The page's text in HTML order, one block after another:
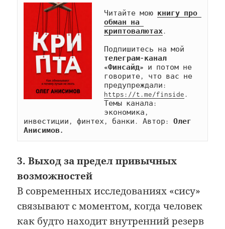
Читайте мою книгу про
обман на
криптовалютах.
телеграм-канал
«Финсайд» и потом не
говорите, что вас не
https://t.me/finside.
Темы канала:
экономика,
инвестиции, финтех, банки. Автор: Олег
Анисимов.
3. Выход за предел привычных
возможностей
В современных исследованиях «сису»
связывают с моментом, когда человек
как будто находит внутренний резерв